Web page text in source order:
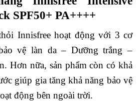
SPF50+ PA++++
Innisfree hoạt động với 3 cơ
vệ làn da – Dưỡng trắng –
Hơn nữa, sản phẩm còn có khả
giúp gia tăng khả năng bảo vệ
động bên ngoài trời.